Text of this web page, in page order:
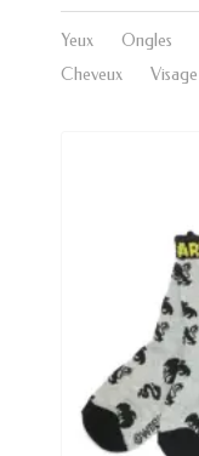
Yeux Ongles
Cheveux
Visage